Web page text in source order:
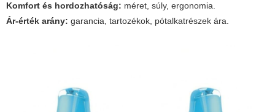
Komfort és hordozhatóság: méret, súly, ergonomia.
Ár-érték arány: garancia, tartozékok, pótalkatrészek ára.